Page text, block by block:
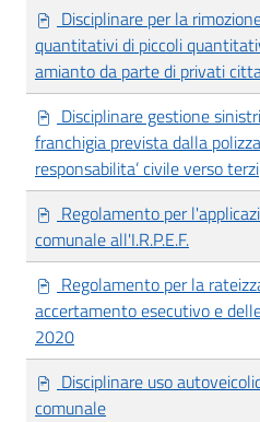
Disciplinare per la
quantitativi di piccoli
amianto da parte di privati
Disciplinare gestione
franchigia prevista dalla
responsabilita’ civile verso terzi
Regolamento per
comunale all'I.R.P.E.F.
Regolamento per la
accertamento esecutivo e
2020
Disciplinare uso
comunale